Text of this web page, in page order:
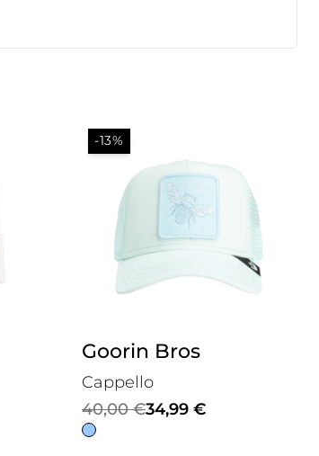
-13%
Goorin Bros
Cappello
40,00€
Il
prezzo
34,99 €
Il
prezzo